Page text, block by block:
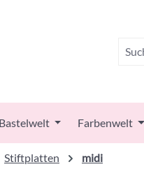
Farbenwelt
Stiftplatten midi